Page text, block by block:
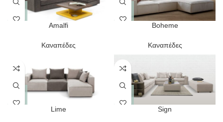
Amalfi
Καναπέδες
Boheme
Καναπέδες
Lime Sign